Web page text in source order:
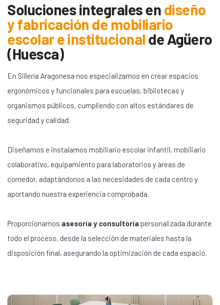
Soluciones integrales endiseño
y fabricación de mobiliario
escolar e institucionaldeAgüero
(Huesca)
En Sillería Aragonesa nos especializamos en crear espacios
ergonómicos y funcionales para escuelas, bibliotecas y
organismos públicos, cumpliendo con altos estándares de
seguridad y calidad.
Diseñamos e instalamos mobiliario escolar infantil, mobiliario
colaborativo, equipamiento para laboratorios y áreas de
comedor, adaptándonos a las necesidades de cada centro y
aportando nuestra experiencia comprobada.
Proporcionamos asesoría y consultoría personalizada durante
todo el proceso, desde la selección de materiales hasta la
disposición final, asegurando la optimización de cada espacio.